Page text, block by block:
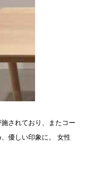
されており、またコー
優しい印象に。 女性